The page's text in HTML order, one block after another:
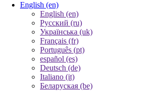
English (en)
English (en)
Русский (ru)
Українська (uk)
Français (fr)
Português (pt)
español (es)
Deutsch (de)
Italiano (it)
Беларуская (be)